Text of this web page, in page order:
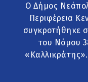
Ο Δήμος
Περιφέρεια
συγκροτήθηκε
του Νόμου